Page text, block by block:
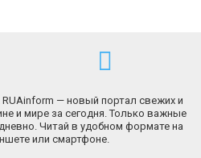
RUAinform — новый портал свежих и
и мире за сегодня. Только важные
Читай в удобном формате на
или смартфоне.